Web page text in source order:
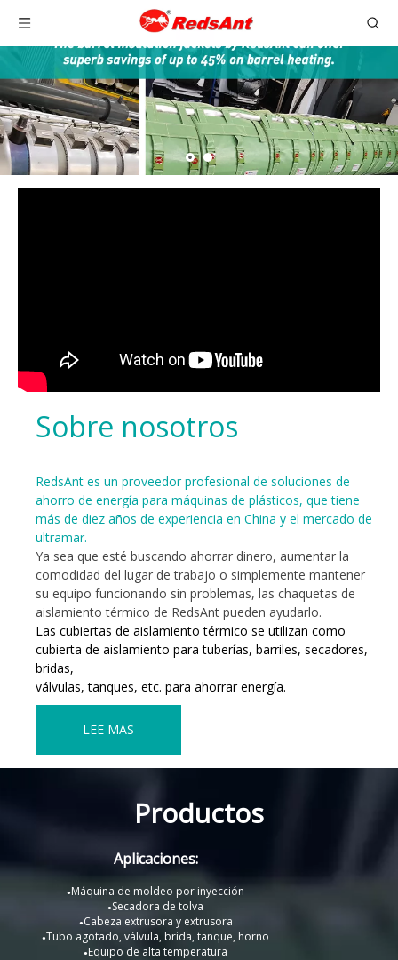
Sobre nosotros
RedsAnt es un proveedor profesional de soluciones de
ahorro de energía para máquinas de plásticos, que tiene
más de diez años de experiencia en China y el mercado de
ultramar.
Ya sea que esté buscando ahorrar dinero, aumentar la
comodidad del lugar de trabajo o simplemente mantener
su equipo funcionando sin problemas, las chaquetas de
aislamiento térmico de RedsAnt pueden ayudarlo.
Las cubiertas de aislamiento térmico se utilizan como
cubierta de aislamiento para tuberías, barriles, secadores,
bridas,
válvulas, tanques, etc. para ahorrar energía.
LEE MAS
Productos
Aplicaciones:
●Máquina de moldeo por inyección
●Secadora de tolva
●Cabeza extrusora y extrusora
●Tubo agotado, válvula, brida, tanque, horno
●Equipo de alta temperatura